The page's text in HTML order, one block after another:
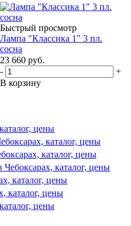
Быстрый просмотр
Лампа "Классика 1" 3 пл.
сосна
23 660 руб.
-
+
В корзину
цены
каталог, цены
каталог, цены
каталог, цены
каталог, цены
каталог, цены
цены